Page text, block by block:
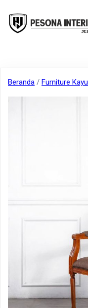
Beranda / Furniture Kayu